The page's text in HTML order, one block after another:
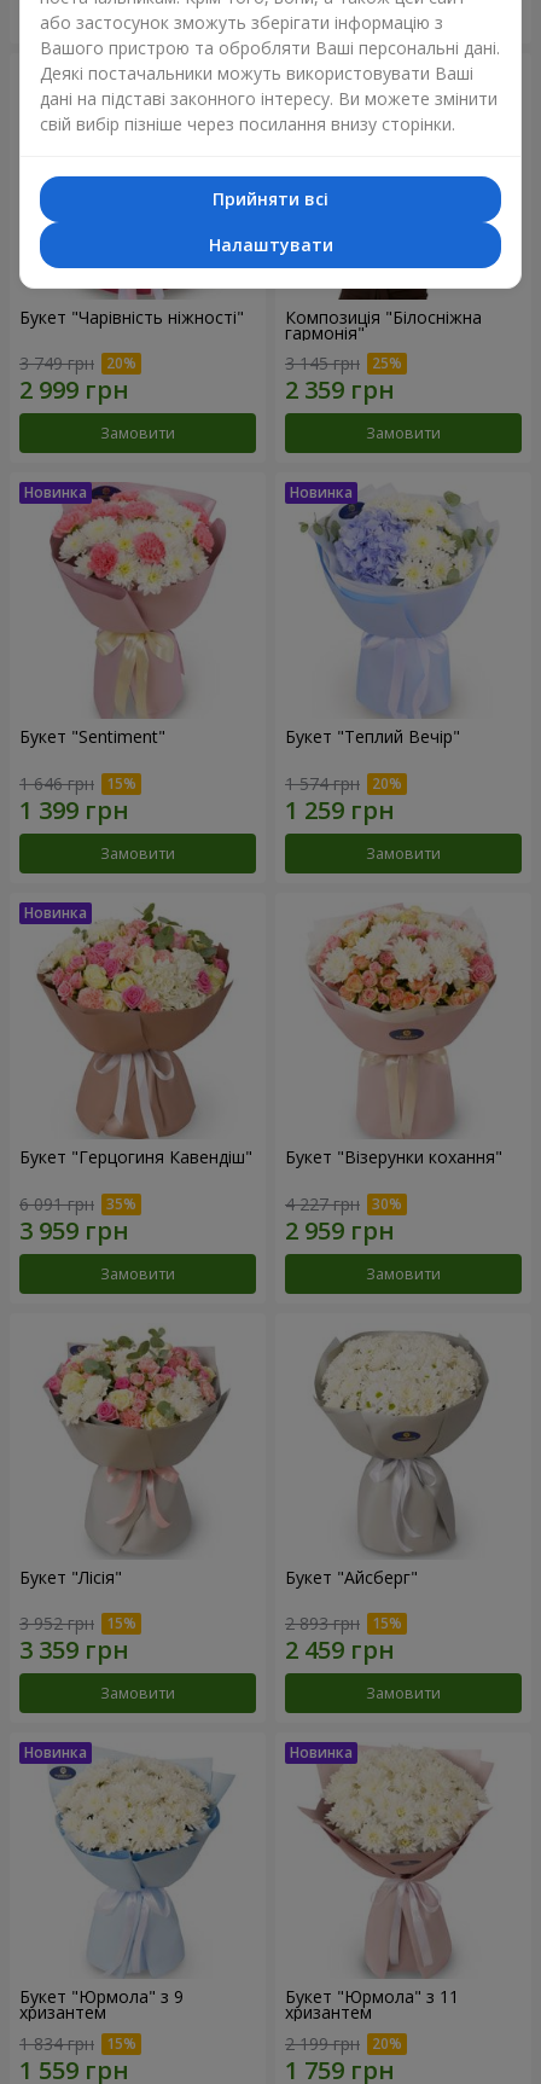
Замовити
Букет "Чарівність ніжності"
3 749 грн
Замовити
Композиція "Білосніжна
гармонія"
3 145 грн
Замовити
Букет "Sentiment"
1 646 грн
Замовити
Букет "Теплий Вечір"
1 574 грн
Замовити
Букет "Герцогиня Кавендіш"
6 091 грн
Замовити
Букет "Візерунки кохання"
4 227 грн
Замовити
Букет "Лісія"
3 952 грн
Замовити
Букет "Айсберг"
2 893 грн
Замовити
Букет "Юрмола" з 9
хризантем
1 834 грн
Букет "Юрмола" з 11
хризантем
2 199 грн
або застосунок зможуть зберігати інформацію з
Вашого пристрою та обробляти Ваші персональні дані.
Деякі постачальники можуть використовувати Ваші
дані на підставі законного інтересу. Ви можете змінити
свій вибір пізніше через посилання внизу сторінки.
Прийняти всі
Налаштувати